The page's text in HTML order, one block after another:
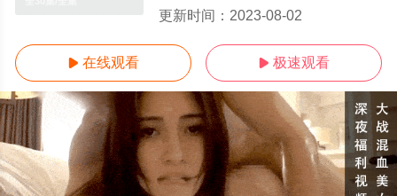
更新时间： 2023-08-02
 在线观看  极速观看